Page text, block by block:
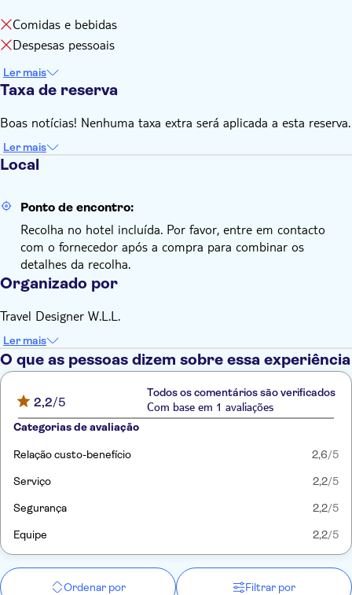
Comidas e bebidas
Despesas pessoais
Ler mais
Taxa de reserva
Boas notícias! Nenhuma taxa extra será aplicada a esta reserva.
Ler mais
Local
Ponto de encontro:
Recolha no hotel incluída. Por favor, entre em contacto
com o fornecedor após a compra para combinar os
detalhes da recolha.
Organizado por
Travel Designer W.L.L.
Ler mais
O que as pessoas dizem sobre essa experiência
2,2/5
Todos os comentários são verificados
Com base em 1 avaliações
Categorias de avaliação
Relação custo-benefício 2,6/5
Serviço 2,2/5
Segurança 2,2/5
Equipe 2,2/5
Ordenar por Filtrar por